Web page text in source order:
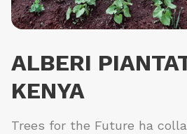
ALBERI
KENYA
Trees for the Future ha